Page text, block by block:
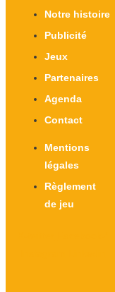
Notre histoire
Publicité
Jeux
Partenaires
Agenda
Contact
Mentions
légales
Règlement
de jeu